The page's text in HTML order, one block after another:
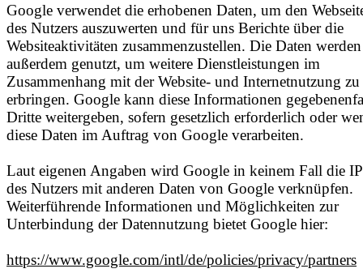
Google verwendet die erhobenen Daten, um den
des Nutzers auszuwerten und für uns Berichte über die
Websiteaktivitäten zusammenzustellen. Die Daten werden
außerdem genutzt, um weitere Dienstleistungen im
Zusammenhang mit der Website- und Internetnutzung zu
erbringen. Google kann diese Informationen
Dritte weitergeben, sofern gesetzlich erforderlich oder
diese Daten im Auftrag von Google verarbeiten.
Laut eigenen Angaben wird Google in keinem Fall die
des Nutzers mit anderen Daten von Google verknüpfen.
Weiterführende Informationen und Möglichkeiten zur
Unterbindung der Datennutzung bietet Google hier:
https://www.google.com/intl/de/policies/privacy/partners